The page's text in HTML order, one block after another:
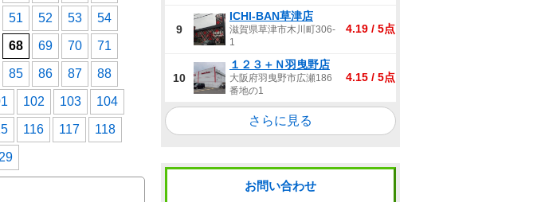
51 52 53 54
68 69 70 71
85 86 87 88
102 103 104
116 117 118
9
ICHI-BAN草津店
滋賀県草津市木川町306-
1
4.19 / 5点
10
１２３＋Ｎ羽曳野店
大阪府羽曳野市広瀬186
番地の1
4.15 / 5点
さらに見る
お問い合わせ